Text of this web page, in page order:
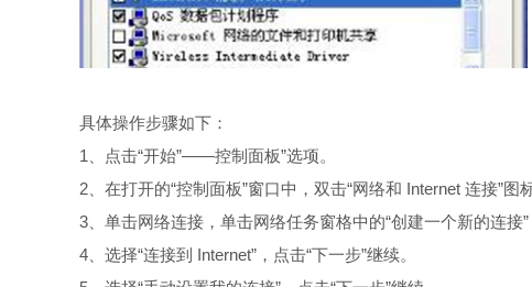
具体操作步骤如下：
1、点击“开始”——控制面板”选项。
2、在打开的“控制面板”窗口中，双击“网络和 Internet 连接”图标
3、单击网络连接，单击网络任务窗格中的“创建一个新的连接
4、选择“连接到 Internet”，点击“下一步”继续。